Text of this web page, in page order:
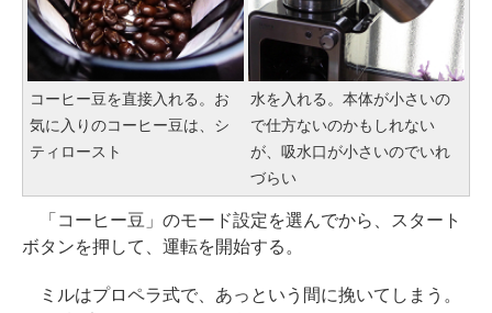
コーヒー豆を直接入れる。お
気に入りのコーヒー豆は、シ
ティロースト
水を入れる。本体が小さいの
で仕方ないのかもしれない
が、吸水口が小さいのでいれ
づらい
「コーヒー豆」のモード設定を選んでから、スタート
ボタンを押して、運転を開始する。
ミルはプロペラ式で、あっという間に挽いてしまう。